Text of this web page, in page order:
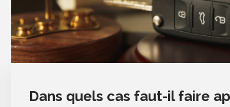
Dans quels cas faut-il faire